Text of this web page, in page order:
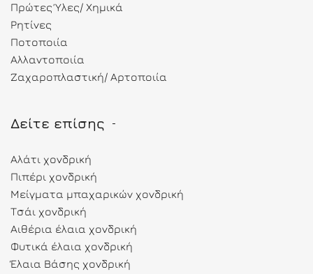
Πρώτες Ύλες/ Χημικά
Ρητίνες
Ποτοποιία
Αλλαντοποιία
Ζαχαροπλαστική/ Αρτοποιία
Δείτε επίσης
Αλάτι χονδρική
Πιπέρι χονδρική
Μείγματα μπαχαρικών χονδρική
Τσάι χονδρική
Αιθέρια έλαια χονδρική
Φυτικά έλαια χονδρική
Έλαια Βάσης χονδρική